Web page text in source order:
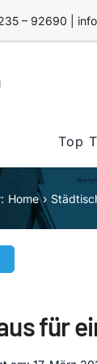
– 92690 |
Top
Home
für